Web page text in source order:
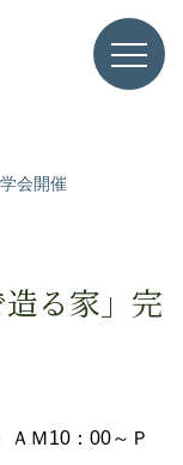
会開催
造る家」完
ＡＭ10：00～Ｐ